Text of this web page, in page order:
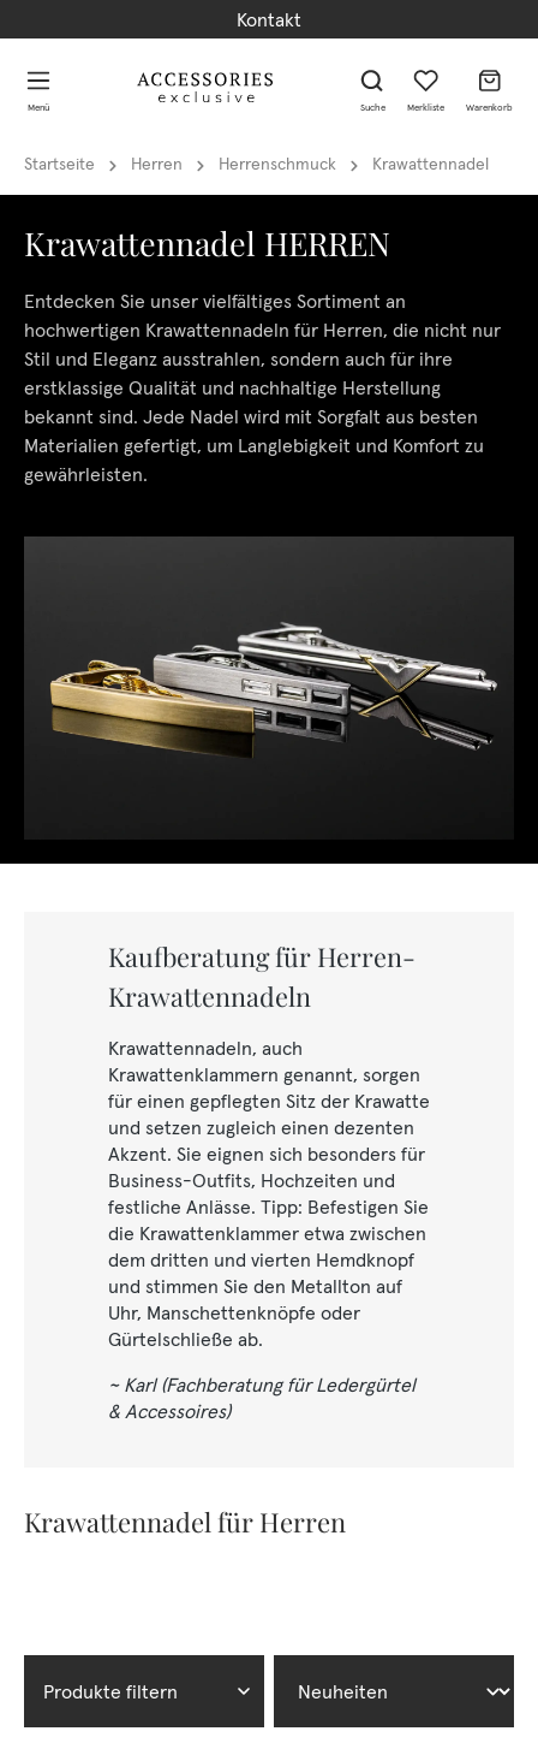
Kontakt
Menü Suche Merkliste Warenkorb
Startseite Herren Herrenschmuck Krawattennadel
Krawattennadel HERREN
Entdecken Sie unser vielfältiges Sortiment an
hochwertigen Krawattennadeln für Herren, die nicht nur
Stil und Eleganz ausstrahlen, sondern auch für ihre
erstklassige Qualität und nachhaltige Herstellung
bekannt sind. Jede Nadel wird mit Sorgfalt aus besten
Materialien gefertigt, um Langlebigkeit und Komfort zu
gewährleisten.
Kaufberatung für Herren-
Krawattennadeln
Krawattennadeln, auch
Krawattenklammern genannt, sorgen
für einen gepflegten Sitz der Krawatte
und setzen zugleich einen dezenten
Akzent. Sie eignen sich besonders für
Business-Outfits, Hochzeiten und
festliche Anlässe. Tipp: Befestigen Sie
die Krawattenklammer etwa zwischen
dem dritten und vierten Hemdknopf
und stimmen Sie den Metallton auf
Uhr, Manschettenknöpfe oder
Gürtelschließe ab.
~ Karl (Fachberatung für Ledergürtel
& Accessoires)
Krawattennadel für Herren
Produkte filtern